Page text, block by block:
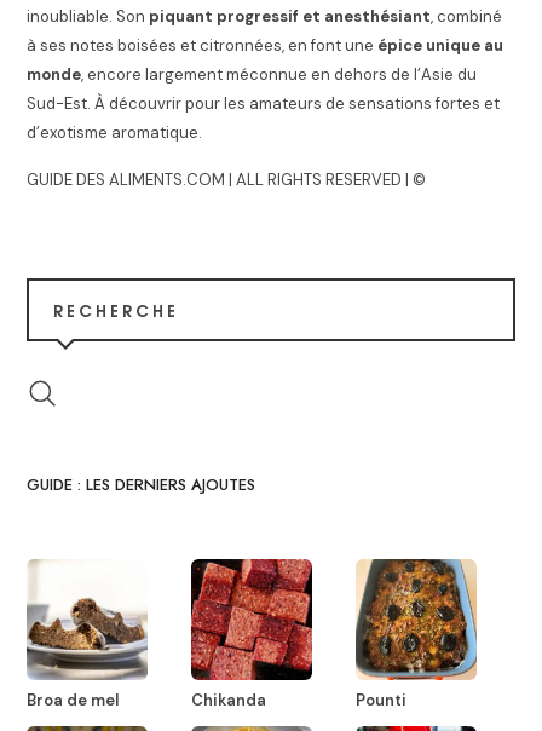
inoubliable. Son piquant progressif et anesthésiant, combiné
à ses notes boisées et citronnées, en font une épice unique au
monde, encore largement méconnue en dehors de l’Asie du
Sud-Est. À découvrir pour les amateurs de sensations fortes et
d’exotisme aromatique.
GUIDE DES ALIMENTS.COM | ALL RIGHTS RESERVED | ©
RECHERCHE
GUIDE : LES DERNIERS AJOUTES
Broa de mel Chikanda Pounti